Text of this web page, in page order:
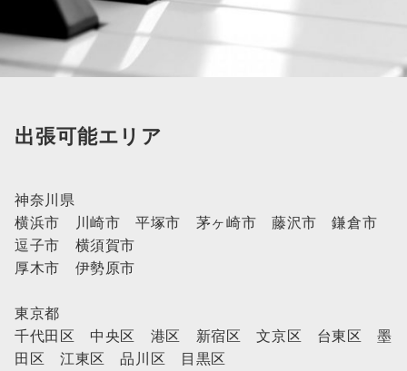
出張可能エリア
神奈川県
横浜市 川崎市 平塚市 茅ヶ崎市 藤沢市 鎌倉市
逗子市 横須賀市
厚木市 伊勢原市
東京都
千代田区 中央区 港区 新宿区 文京区 台東区 墨
田区 江東区 品川区 目黒区